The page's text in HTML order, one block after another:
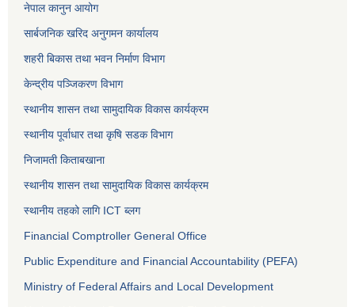
नेपाल कानुन आयोग
सार्बजनिक खरिद अनुगमन कार्यालय
शहरी बिकास तथा भवन निर्माण विभाग
केन्द्रीय पञ्जिकरण विभाग
स्थानीय शासन तथा सामुदायिक विकास कार्यक्रम
स्थानीय पूर्वाधार तथा कृषि सडक विभाग
निजामती किताबखाना
स्थानीय शासन तथा सामुदायिक विकास कार्यक्रम
स्थानीय तहको लागि ICT ब्लग
Financial Comptroller General Office
Public Expenditure and Financial Accountability (PEFA)
Ministry of Federal Affairs and Local Development